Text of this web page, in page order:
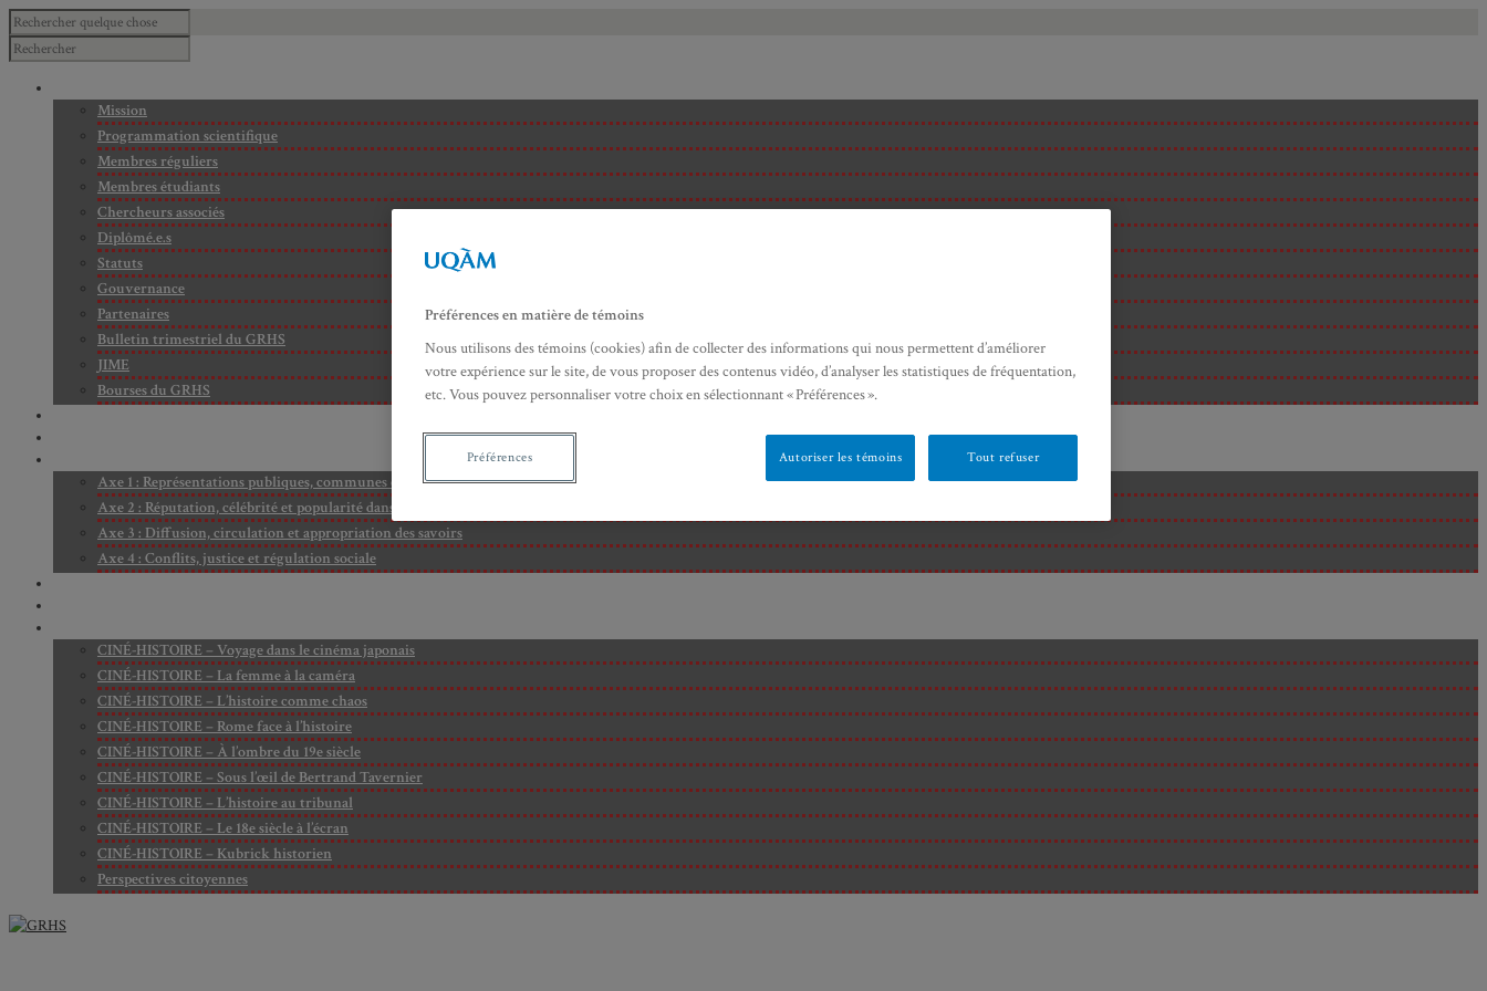
Mission
Programmation scientifique
Membres réguliers
Membres étudiants
Chercheurs associés
Diplômé.e.s
Statuts
Gouvernance
Partenaires
Bulletin trimestriel du GRHS
JIME
Bourses du GRHS
Axe 1 : Représentations publiques, communes et privées de la Cité
Axe 2 : Réputation, célébrité et popularité dans l’espace public
Axe 3 : Diffusion, circulation et appropriation des savoirs
Axe 4 : Conflits, justice et régulation sociale
CINÉ-HISTOIRE – Voyage dans le cinéma japonais
CINÉ-HISTOIRE – La femme à la caméra
CINÉ-HISTOIRE – L’histoire comme chaos
CINÉ-HISTOIRE – Rome face à l’histoire
CINÉ-HISTOIRE – À l’ombre du 19e siècle
CINÉ-HISTOIRE – Sous l’œil de Bertrand Tavernier
CINÉ-HISTOIRE – L’histoire au tribunal
CINÉ-HISTOIRE – Le 18e siècle à l’écran
CINÉ-HISTOIRE – Kubrick historien
Perspectives citoyennes
Préférences en matière de témoins
Nous utilisons des témoins (cookies) afin de collecter des informations qui nous permettent d’améliorer
votre expérience sur le site, de vous proposer des contenus vidéo, d’analyser les statistiques de fréquentation,
etc. Vous pouvez personnaliser votre choix en sélectionnant « Préférences ».
Tout refuser
Autoriser les témoins
Préférences